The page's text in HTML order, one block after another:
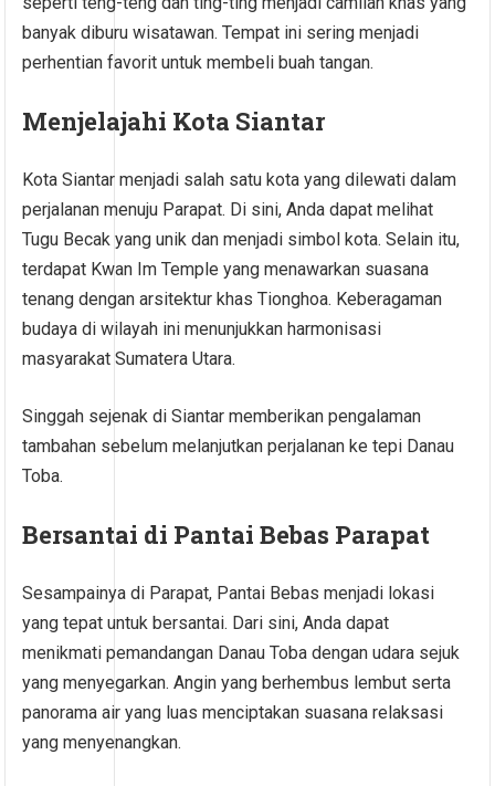
banyak diburu wisatawan. Tempat ini sering menjadi
perhentian favorit untuk membeli buah tangan.
Menjelajahi Kota Siantar
Kota Siantar menjadi salah satu kota yang dilewati dalam
perjalanan menuju Parapat. Di sini, Anda dapat melihat
Tugu Becak yang unik dan menjadi simbol kota. Selain itu,
terdapat Kwan Im Temple yang menawarkan suasana
tenang dengan arsitektur khas Tionghoa. Keberagaman
budaya di wilayah ini menunjukkan harmonisasi
masyarakat Sumatera Utara.
Singgah sejenak di Siantar memberikan pengalaman
tambahan sebelum melanjutkan perjalanan ke tepi Danau
Toba.
Bersantai di Pantai Bebas Parapat
Sesampainya di Parapat, Pantai Bebas menjadi lokasi
yang tepat untuk bersantai. Dari sini, Anda dapat
menikmati pemandangan Danau Toba dengan udara sejuk
yang menyegarkan. Angin yang berhembus lembut serta
panorama air yang luas menciptakan suasana relaksasi
yang menyenangkan.